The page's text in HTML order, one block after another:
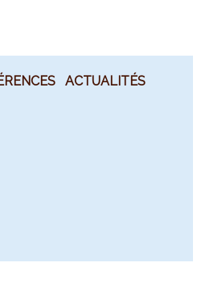
ACTUALITÉS